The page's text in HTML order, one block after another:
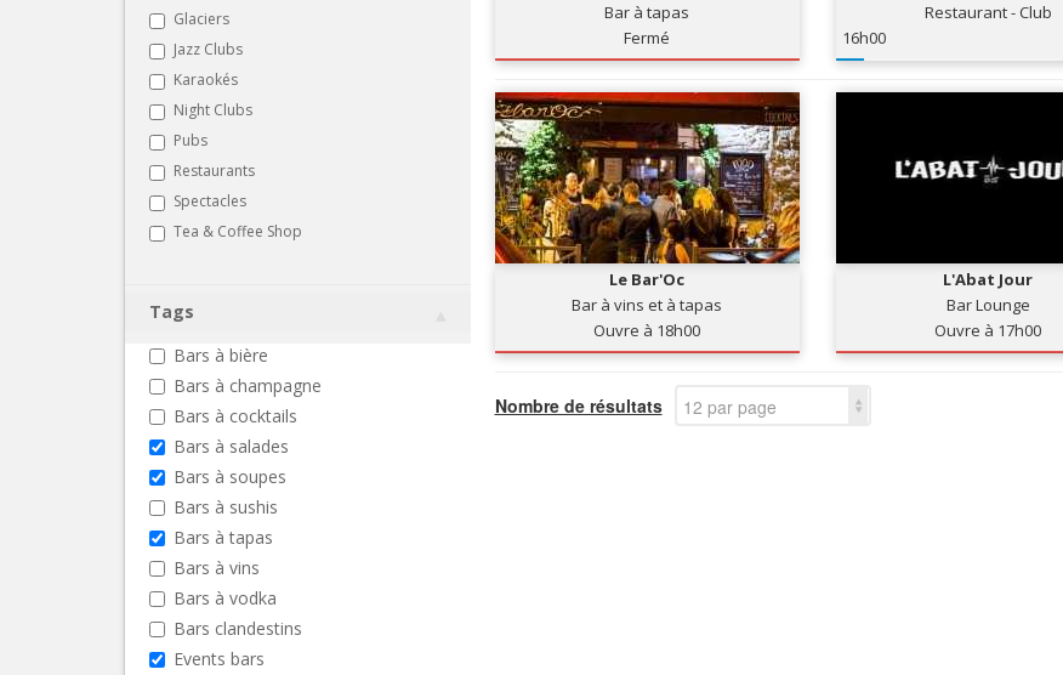
Glaciers
Jazz Clubs
Karaokés
Night Clubs
Pubs
Restaurants
Spectacles
Tea & Coffee Shop
Tags
Bars à bière
Bars à champagne
Bars à cocktails
Bars à salades
Bars à soupes
Bars à sushis
Bars à tapas
Bars à vins
Bars à vodka
Bars clandestins
Events bars
Bar à tapas
Fermé
Restaurant - Club
16h00
Le Bar'Oc
Bar à vins et à tapas
Ouvre à 18h00
L'Abat Jour
Bar Lounge
Ouvre à 17h00
Nombre de résultats 12 par page